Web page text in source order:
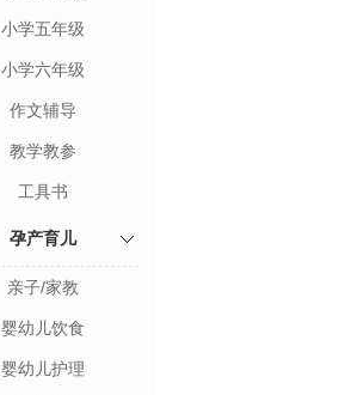
小学五年级
小学六年级
作文辅导
教学教参
工具书
孕产育儿
亲子/家教
婴幼儿饮食
婴幼儿护理